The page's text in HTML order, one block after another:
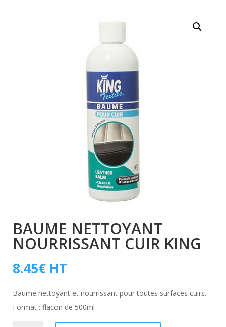
BAUME NETTOYANT
NOURRISSANT CUIR KING
8.45€ HT
Baume nettoyant et nourrissant pour toutes surfaces cuirs.
Format : flacon de 500ml